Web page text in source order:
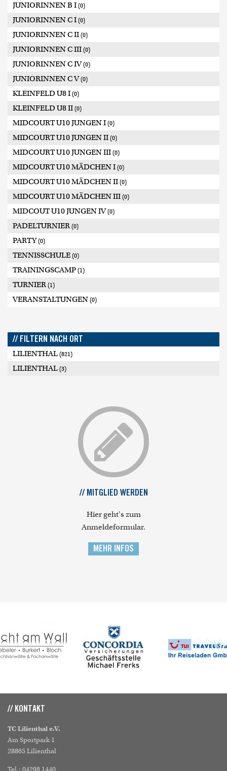
JUNIORINNEN B I (0)
JUNIORINNEN C I (0)
JUNIORINNEN C II (0)
JUNIORINNEN C III (0)
JUNIORINNEN C IV(0)
JUNIORINNEN C V(0)
KLEINFELD U8 I (0)
KLEINFELD U8 II (0)
MIDCOURT U10 JUNGEN I (0)
MIDCOURT U10 JUNGEN II (0)
MIDCOURT U10 JUNGEN III (0)
MIDCOURT U10 MÄDCHEN I (0)
MIDCOURT U10 MÄDCHEN II (0)
MIDCOURT U10 MÄDCHEN III (0)
MIDCOUT U10 JUNGEN IV(0)
PADELTURNIER (0)
PARTY(0)
TENNISSCHULE (0)
TRAININGSCAMP (1)
TURNIER (1)
VERANSTALTUNGEN (0)
// FILTERN NACH ORT
LILIENTHAL (821)
LILIENTHAL (3)
// MITGLIED WERDEN
Hier geht's zum
Anmeldeformular.
MEHR INFOS
// KONTAKT
TC Lilienthal e.V.
Am Sportpark 1
28865 Lilienthal